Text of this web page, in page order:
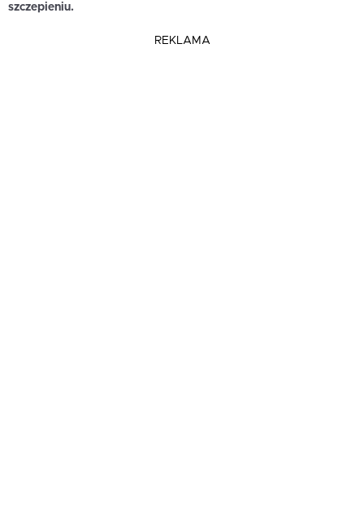
szczepieniu.
REKLAMA